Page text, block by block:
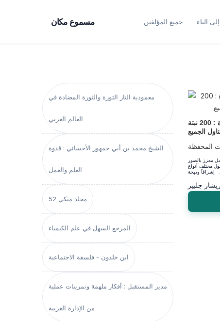
مسموع مكان جميع المؤلفين الياء
معمودية النار الثورة والثورة المضادة في
العالم العربي
الشيخ محمد بن أبي جمهور الأحسائي : قدوة
العلم والعمل
مجلد ميكي 52
المرجع السهل في علم الكيمياء
ابن خلدون - فلسفة الاجتماعية
مدير المستقبل : أفكار ملهمة وتمرينات عملية
من الإدارة الغربية
موسوعة النباتات المنزلية المصوّرة : 200 نبتة
الجميع
المحفظة
معزز بالصور
مختلف أنواع
جلبير